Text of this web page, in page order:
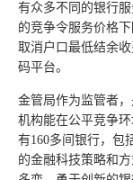
有众多不同的银行
的竞争令服务价格
取消户口最低结余
码平台。
金管局作为监管者
机构能在公平竞争
有160多间银行，包
的金融科技策略和